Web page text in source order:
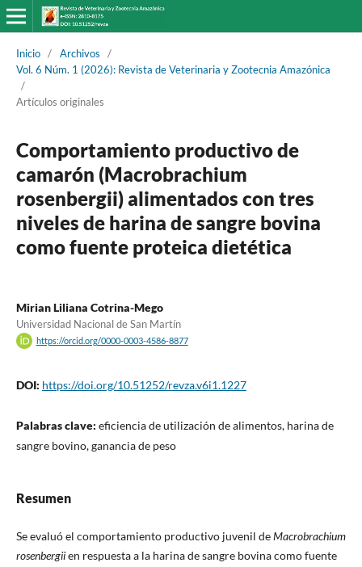
Inicio / Archivos
/
Vol. 6 Núm. 1 (2026): Revista de Veterinaria y Zootecnia Amazónica
/
Artículos originales
Comportamiento productivo de
camarón (Macrobrachium
rosenbergii) alimentados con tres
niveles de harina de sangre bovina
como fuente proteica dietética
Mirian Liliana Cotrina-Mego
Universidad Nacional de San Martín
https://orcid.org/0000-0003-4586-8877
DOI: https://doi.org/10.51252/revza.v6i1.1227
Palabras clave: eficiencia de utilización de alimentos, harina de
sangre bovino, ganancia de peso
Resumen
Se evaluó el comportamiento productivo juvenil deMacrobrachium
rosenbergiien respuesta a la harina de sangre bovina como fuente